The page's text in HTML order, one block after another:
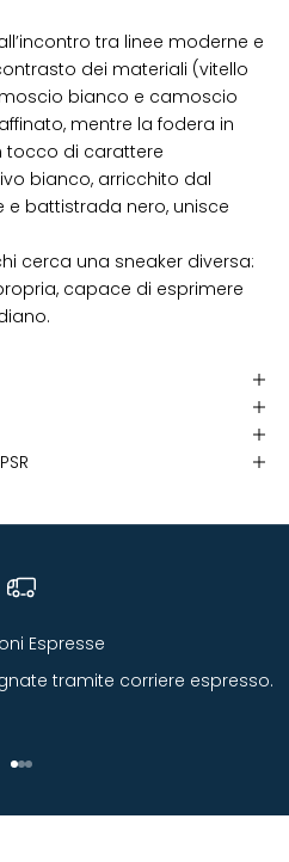
tra linee moderne e
dei materiali (vitello
bianco e camoscio
mentre la fodera in
tocco di carattere
bianco, arricchito dal
battistrada nero, unisce
cerca una sneaker diversa:
capace di esprimere
Espresse
tramite corriere espresso.
Vai all'articolo 1
Vai all'articolo 2
Vai all'articolo 3